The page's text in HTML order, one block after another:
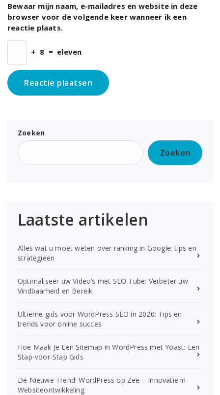
Bewaar mijn naam, e-mailadres en website in deze
browser voor de volgende keer wanneer ik een
reactie plaats.
+ 8 = eleven
Zoeken
Zoeken
Laatste artikelen
Alles wat u moet weten over ranking in Google: tips en
strategieën
Optimaliseer uw Video’s met SEO Tube: Verbeter uw
Vindbaarheid en Bereik
Ultieme gids voor WordPress SEO in 2020: Tips en
trends voor online succes
Hoe Maak Je Een Sitemap in WordPress met Yoast: Een
Stap-voor-Stap Gids
De Nieuwe Trend: WordPress op Zee – Innovatie in
Websiteontwikkeling